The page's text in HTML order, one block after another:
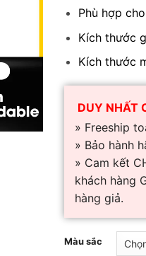
Phù hợp
Kích thước
Kích thước
DUY NHẤT
» Freeship
» Bảo hành
» Cam kết
khách hàng
hàng giả.
Màu sắc